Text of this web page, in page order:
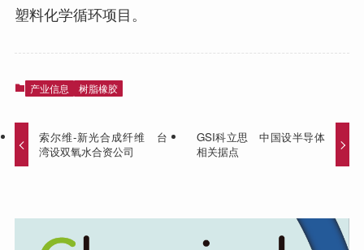
塑料化学循环项目。
产业信息 树脂橡胶
索尔维-新光合成纤维 台
湾设双氧水合资公司
GSI科立思 中国设半导体
相关据点